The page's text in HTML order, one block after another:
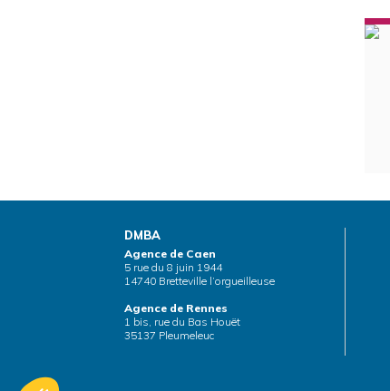
DMBA
Agence de Caen
5 rue du 8 juin 1944
14740 Bretteville l’orgueilleuse
Agence de Rennes
1 bis, rue du Bas Houët
35137 Pleumeleuc